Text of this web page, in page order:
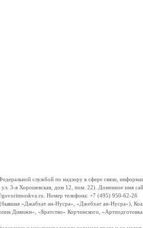
службой по надзору в сфере связи,
3-я Хорошевская, дом 12, пом. 22). Доменное имя
Номер телефона: +7 (495) 950-62-26
«Джабхат ан-Нусра», «Джебхат ан-Нусра»),
Дивижн», «Братство» Корчинского,